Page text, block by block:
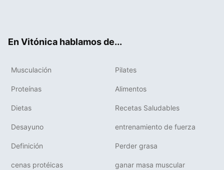
En Vitónica hablamos de...
Musculación Pilates
Proteínas Alimentos
Dietas Recetas Saludables
Desayuno entrenamiento de fuerza
Definición Perder grasa
cenas protéicas ganar masa muscular